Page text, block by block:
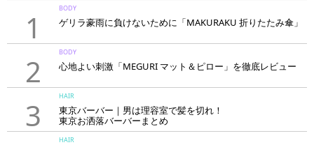
1
BODY
ゲリラ豪雨に負けないために「MAKURAKU 折りたたみ傘」
2
BODY
心地よい刺激「MEGURI マット＆ピロー」を徹底レビュー
3
HAIR
東京バーバー｜男は理容室で髪を切れ！
東京お洒落バーバーまとめ
HAIR